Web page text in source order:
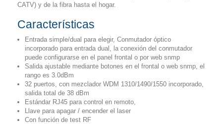
CATV) y de la fibra hasta el hogar.
Características
Entrada simple/dual para elegir, Conmutador óptico
incorporado para entrada dual, la conexión del conmutador
puede configurarse en el panel frontal o por web snmp
Salida ajustable mediante botones en el frontal o web snmp, el
rango es 3.0dBm
32 puertos, con mezclador WDM 1310/1490/1550 incorporado,
salida total de 38 dBm
Estándar RJ45 para control en remoto,
Llave para apagar / encender el laser
Con función de test RF